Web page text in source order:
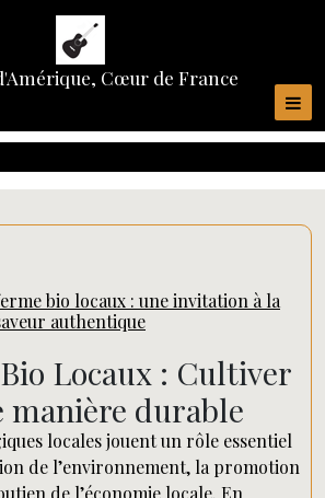
Cœur de France
bio locaux : une invitation à la
authentique
Locaux : Cultiver
manière durable
locales jouent un rôle essentiel
de l’environnement, la promotion
de l’économie locale. En